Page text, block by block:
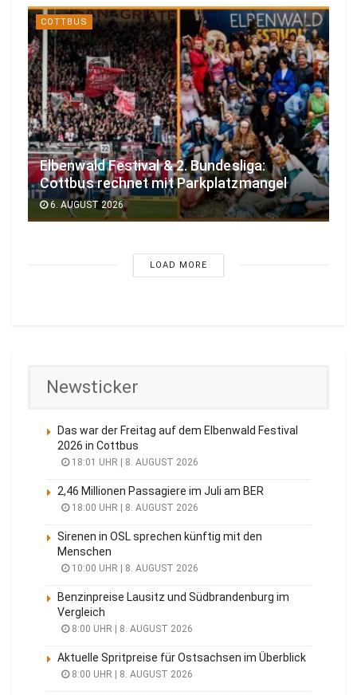
COTTBUS
Elbenwald Festival & 2. Bundesliga:
Cottbus rechnet mit Parkplatzmangel
6. AUGUST 2026
LOAD MORE
Newsticker
Das war der Freitag auf dem Elbenwald Festival
2026 in Cottbus
18:01 UHR | 8. AUGUST 2026
2,46 Millionen Passagiere im Juli am BER
18:00 UHR | 8. AUGUST 2026
Sirenen in OSL sprechen künftig mit den
Menschen
10:00 UHR | 8. AUGUST 2026
Benzinpreise Lausitz und Südbrandenburg im
Vergleich
8:00 UHR | 8. AUGUST 2026
Aktuelle Spritpreise für Ostsachsen im Überblick
8:00 UHR | 8. AUGUST 2026